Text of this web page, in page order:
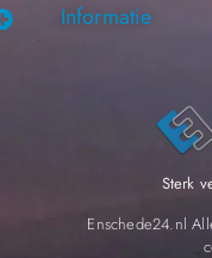
Informatie
Sterk
Enschede24.nl